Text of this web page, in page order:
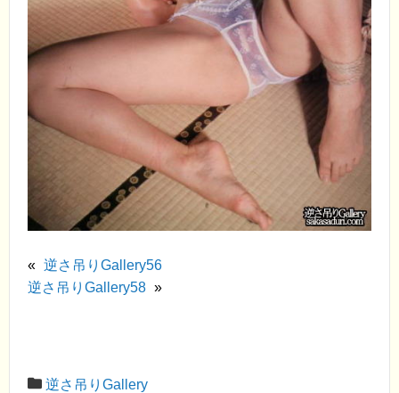
« 逆さ吊りGallery56
逆さ吊りGallery58 »
逆さ吊りGallery